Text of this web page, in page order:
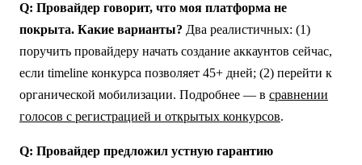
Q: Провайдер говорит, что моя платформа не
покрыта. Какие варианты? Два реалистичных: (1)
поручить провайдеру начать создание аккаунтов сейчас,
если timeline конкурса позволяет 45+ дней; (2) перейти к
органической мобилизации. Подробнее — в сравнении
голосов с регистрацией и открытых конкурсов.
Q: Провайдер предложил устную гарантию